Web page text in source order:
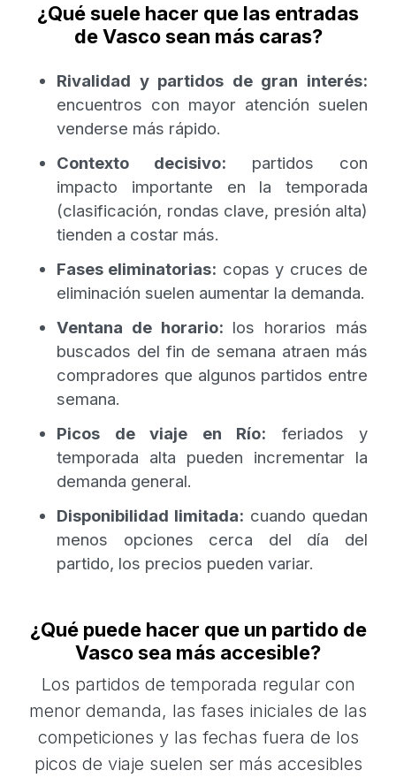
¿Qué suele hacer que las entradas
de Vasco sean más caras?
Rivalidad y partidos de gran interés:
encuentros con mayor atención suelen
venderse más rápido.
Contexto decisivo: partidos con
impacto importante en la temporada
(clasificación, rondas clave, presión alta)
tienden a costar más.
Fases eliminatorias: copas y cruces de
eliminación suelen aumentar la demanda.
Ventana de horario: los horarios más
buscados del fin de semana atraen más
compradores que algunos partidos entre
semana.
Picos de viaje en Río: feriados y
temporada alta pueden incrementar la
demanda general.
Disponibilidad limitada: cuando quedan
menos opciones cerca del día del
partido, los precios pueden variar.
¿Qué puede hacer que un partido de
Vasco sea más accesible?
Los partidos de temporada regular con
menor demanda, las fases iniciales de las
competiciones y las fechas fuera de los
picos de viaje suelen ser más accesibles